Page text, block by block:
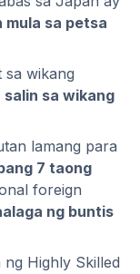
mula sa petsa
sa wikang
salin sa wikang
lamang para
7 taong
foreign
ng buntis
Highly Skilled